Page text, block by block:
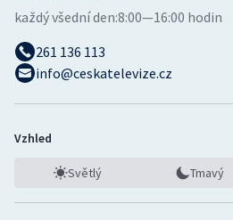
každý všední den:8:00—16:00 hodin
261 136 113
info@ceskatelevize.cz
Vzhled
Světlý Tmavý